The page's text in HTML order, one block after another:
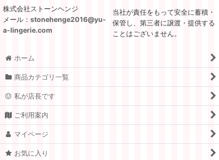
株式会社ストーンヘンジ
メール： stonehenge2016@yu-
a-lingerie.com
当社が責任をもって安全に蓄積・
保管し、第三者に譲渡・提供する
ことはございません。
ホーム
商品カテゴリ一覧
私が店長です
ご利用案内
マイページ
お気に入り